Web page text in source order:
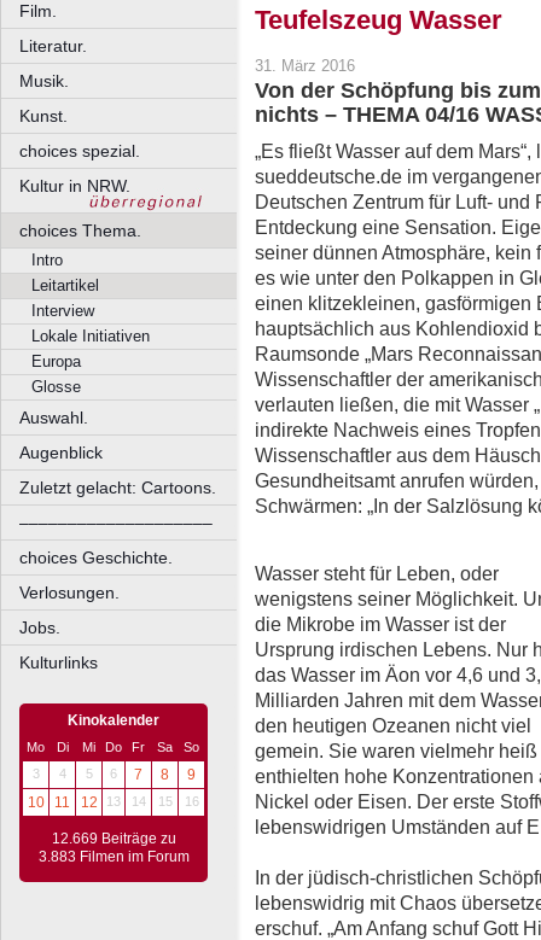
Film.
Literatur.
Musik.
Kunst.
choices spezial.
Kultur in NRW.
choices Thema.
Intro
Leitartikel
Interview
Lokale Initiativen
Europa
Glosse
Auswahl.
Augenblick
Zuletzt gelacht: Cartoons.
––––––––––––––––––––
choices Geschichte.
Verlosungen.
Jobs.
Kulturlinks
Kinokalender
Mo Di Mi Do Fr Sa
So
3
4 5 6 7 8
9
10
11 12 13 14 15 16
12.669 Beiträge zu
3.883 Filmen im Forum
Teufelszeug Wasser
31. März 2016
Von der Schöpfung bis
nichts – THEMA 04/16
„Es fließt Wasser auf dem
sueddeutsche.de im
Deutschen Zentrum für Luft-
Entdeckung eine Sensation.
seiner dünnen Atmosphäre,
es wie unter den Polkappen in
einen klitzekleinen, gasförmigen
hauptsächlich aus Kohlendioxid
Raumsonde „Mars
Wissenschaftler der
verlauten ließen, die mit Wasser
indirekte Nachweis eines
Wissenschaftler aus dem
Gesundheitsamt anrufen
Schwärmen: „In der Salzlösung
Wasser steht für Leben, oder
wenigstens seiner Möglichkeit.
die Mikrobe im Wasser ist der
Ursprung irdischen Lebens. Nur
das Wasser im Äon vor 4,6 und
Milliarden Jahren mit dem
den heutigen Ozeanen nicht viel
gemein. Sie waren vielmehr
enthielten hohe
Nickel oder Eisen. Der erste
lebenswidrigen Umständen auf
In der jüdisch-christlichen
lebenswidrig mit Chaos
erschuf. „Am Anfang schuf Gott